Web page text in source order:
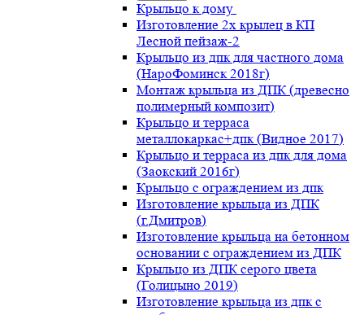
Крыльцо к дому
Изготовление 2х крылец в КП
Лесной пейзаж-2
Крыльцо из дпк для частного дома
(НароФоминск 2018г)
Монтаж крыльца из ДПК (древесно
полимерный композит)
Крыльцо и терраса
металлокаркас+дпк (Видное 2017)
Крыльцо и терраса из дпк для дома
(Заокский 2016г)
Крыльцо с ограждением из дпк
Изготовление крыльца из ДПК
(г.Дмитров)
Изготовление крыльца на бетонном
основании с ограждением из ДПК
Крыльцо из ДПК серого цвета
(Голицыно 2019)
Изготовление крыльца из дпк с